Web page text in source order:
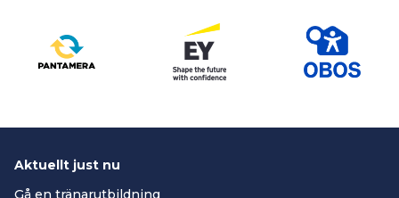
Aktuellt just nu
Gå en tränarutbildning